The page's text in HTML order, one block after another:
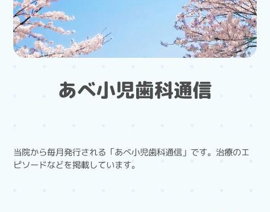
あべ小児歯科通信
当院から毎月発行される「あべ小児歯科通信」です。治療のエ
ピソードなどを掲載しています。